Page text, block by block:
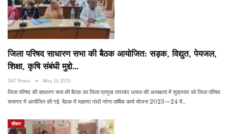
जिला परिषद साधारण सभा की बैठक आयोजित: सड़क, विद्युत, पेयजल,
शिक्षा, कृषि संबंधी मुद्दो…
SAT News May 13, 2023
जिला परिषद की साधारण सभा की बैठक उप जिला प्रमुख ताराचंद धायल की अध्यक्षता में शुक्रवार को जिला परिषद
सभागार में आयोजित की गई. बैठक में महात्मा गांधी नरेगा वार्षिक कार्य योजना 2023—24 में…
सीकर